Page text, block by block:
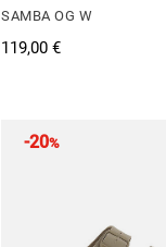
SAMBA OG W
119,00 €
-20%